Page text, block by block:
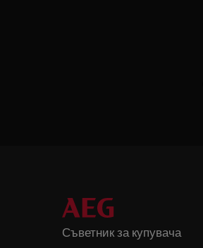
Съветник за купувача